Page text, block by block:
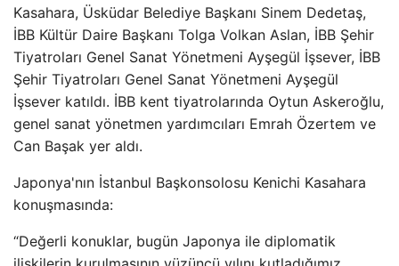
Kasahara, Üsküdar Belediye Başkanı Sinem Dedetaş,
İBB Kültür Daire Başkanı Tolga Volkan Aslan, İBB Şehir
Tiyatroları Genel Sanat Yönetmeni Ayşegül İşsever, İBB
Şehir Tiyatroları Genel Sanat Yönetmeni Ayşegül
İşsever katıldı. İBB kent tiyatrolarında Oytun Askeroğlu,
genel sanat yönetmen yardımcıları Emrah Özertem ve
Can Başak yer aldı.
Japonya'nın İstanbul Başkonsolosu Kenichi Kasahara
konuşmasında:
“Değerli konuklar, bugün Japonya ile diplomatik